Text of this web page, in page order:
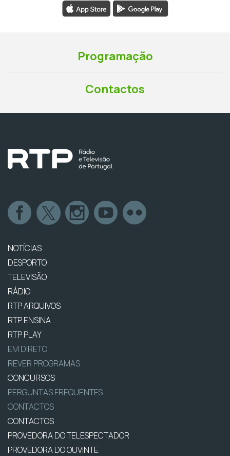
Programação
Contactos
NOTÍCIAS
DESPORTO
TELEVISÃO
RÁDIO
RTP ARQUIVOS
RTP ENSINA
RTP PLAY
EM DIRETO
REVER PROGRAMAS
CONCURSOS
PERGUNTAS FREQUENTES
CONTACTOS
CONTACTOS
PROVEDORA DO TELESPECTADOR
PROVEDORA DO OUVINTE